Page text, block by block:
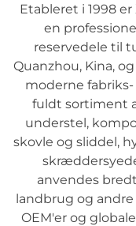
Etableret i 1998
en
reservedele til
Quanzhou, Kina,
moderne
fuldt sortiment
understel,
skovle og sliddel,
anvendes
landbrug og
OEM'er og